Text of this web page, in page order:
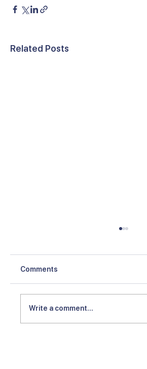
Related Posts
Comments
Write a comment...